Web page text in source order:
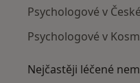
Psychologové v
Psychologové v
Nejčastěji léčené